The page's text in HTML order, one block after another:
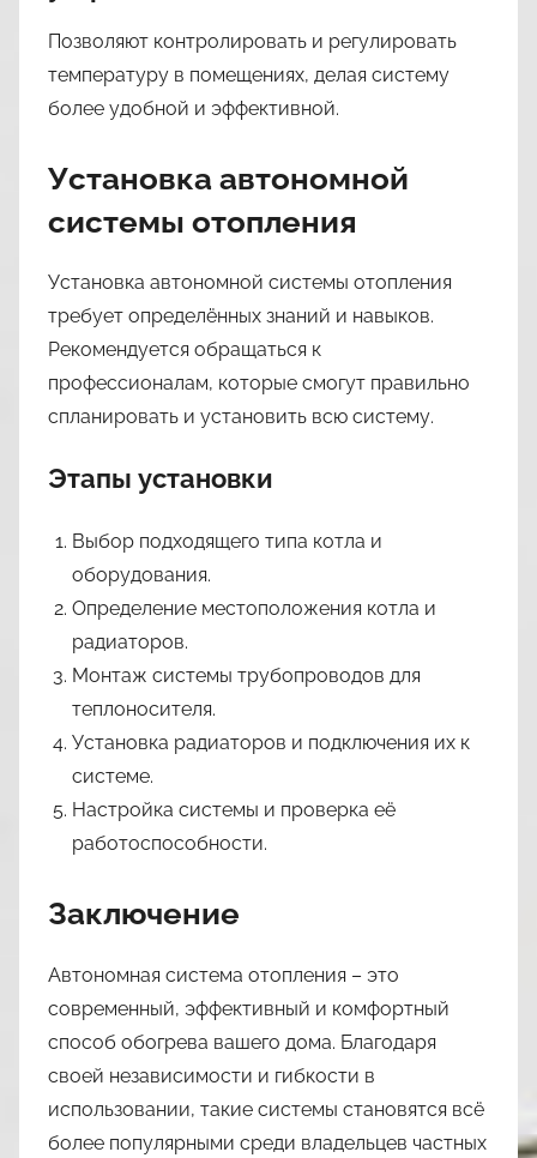
Позволяют контролировать и регулировать
температуру в помещениях, делая систему
более удобной и эффективной.
Установка автономной
системы отопления
Установка автономной системы отопления
требует определённых знаний и навыков.
Рекомендуется обращаться к
профессионалам, которые смогут правильно
спланировать и установить всю систему.
Этапы установки
Выбор подходящего типа котла и
оборудования.
Определение местоположения котла и
радиаторов.
Монтаж системы трубопроводов для
теплоносителя.
Установка радиаторов и подключения их к
системе.
Настройка системы и проверка её
работоспособности.
Заключение
Автономная система отопления – это
современный, эффективный и комфортный
способ обогрева вашего дома. Благодаря
своей независимости и гибкости в
использовании, такие системы становятся всё
более популярными среди владельцев частных